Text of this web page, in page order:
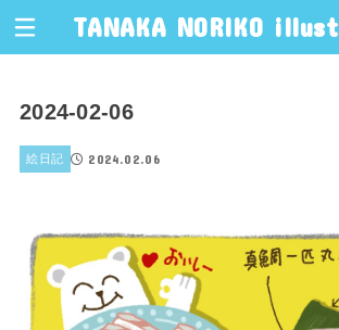
TANAKA NORIKO
2024-02-06
絵日記 2024.02.06